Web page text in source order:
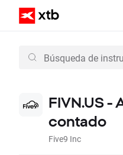
FIVN.US -
contado
Five9 Inc